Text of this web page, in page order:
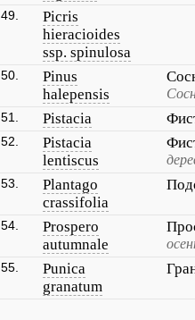
49.
Picris
hieracioides
ssp. spinulosa
50.
Pinus
halepensis
51. Pistacia
52.
Pistacia
lentiscus
53.
Plantago
crassifolia
54.
Prospero
autumnale
55.
Punica
granatum